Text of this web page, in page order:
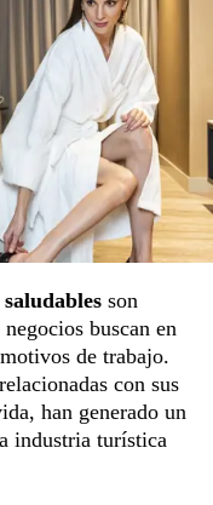
son
buscan en
de trabajo.
con sus
han generado un
industria turística